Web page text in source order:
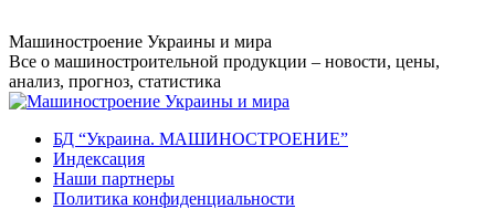
Перейти
к
содержанию
Машиностроение Украины и мира
Все о машиностроительной продукции – новости, цены,
анализ, прогноз, статистика
БД “Украина. МАШИНОСТРОЕНИЕ”
Индекcация
Наши партнеры
Политика конфиденциальности